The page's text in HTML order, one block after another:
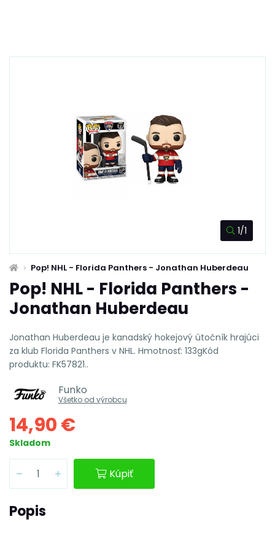
1/1
Pop! NHL - Florida Panthers - Jonathan Huberdeau
Pop! NHL - Florida Panthers -
Jonathan Huberdeau
Jonathan Huberdeau je kanadský hokejový útočník hrajúci
za klub Florida Panthers v NHL. Hmotnosť: 133gKód
produktu: FK57821..
Funko
Všetko od výrobcu
14,90 €
Skladom
Kúpiť
Popis